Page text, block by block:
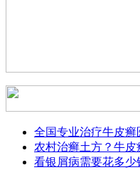
全国专业治疗牛皮癣
农村治癣土方？牛皮
看银屑病需要花多少